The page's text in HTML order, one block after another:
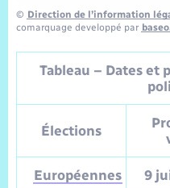
© Direction de l’information
comarquage developpé par
Tableau – Dates et
Élections
Européennes 9